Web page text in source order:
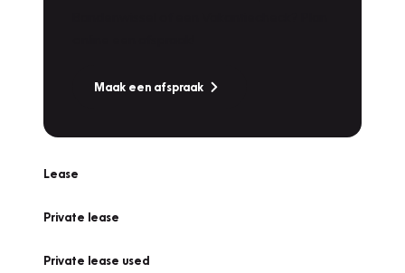
Maak een afspraak
Lease
Private lease
Private lease used